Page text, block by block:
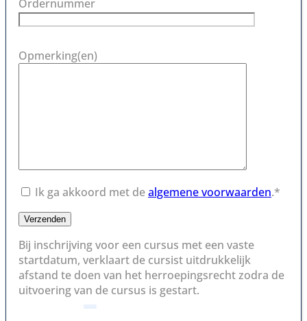
Ordernummer
Opmerking(en)
Ik ga akkoord met dealgemene voorwaarden.*
Bij inschrijving voor een cursus met een vaste
startdatum, verklaart de cursist uitdrukkelijk
afstand te doen van het herroepingsrecht zodra de
uitvoering van de cursus is gestart.